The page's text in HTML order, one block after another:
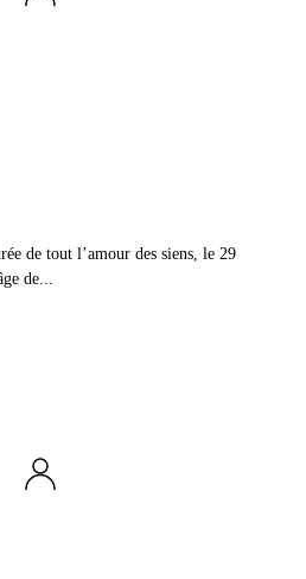
de tout l’amour des siens, le 29
de...